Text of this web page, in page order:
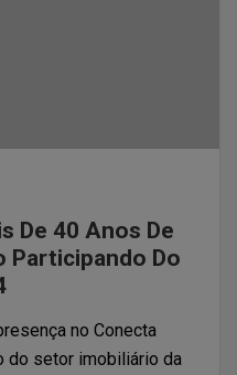
De 40 Anos De
Participando Do
no Conecta
do setor imobiliário da